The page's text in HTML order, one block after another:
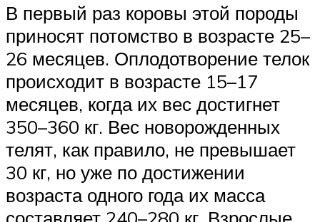
В первый раз коровы этой породы
приносят потомство в возрасте 25–
26 месяцев. Оплодотворение телок
происходит в возрасте 15–17
месяцев, когда их вес достигнет
350–360 кг. Вес новорожденных
телят, как правило, не превышает
30 кг, но уже по достижении
возраста одного года их масса